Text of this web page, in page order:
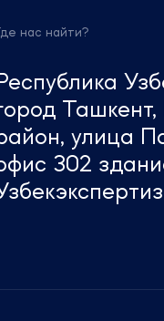
Где нас найти?
улица
302